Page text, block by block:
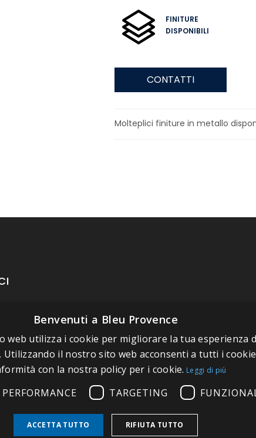
FINITURE
DISPONIBILI
CONTATTI
Molteplici finiture in metallo
di Bleu Provence
legali
di vendita
Showroom
Benvenuti a Bleu Provence
web utilizza i cookie per migliorare la tua esperienza
Utilizzando il nostro sito web acconsenti a tutti i
con la nostra policy per i cookie. Leggi di più
PERFORMANCE TARGETING
ACCETTA TUTTO RIFIUTA TUTTO